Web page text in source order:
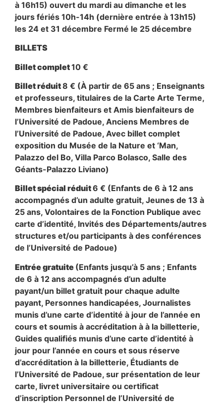
à 16h15) ouvert du mardi au dimanche et les
jours fériés 10h-14h (dernière entrée à 13h15)
les 24 et 31 décembre Fermé le 25 décembre
BILLETS
Billet complet10 €
Billet réduit8 € (À partir de 65 ans ; Enseignants
et professeurs, titulaires de la Carte Arte Terme,
Membres bienfaiteurs et Amis bienfaiteurs de
l’Université de Padoue, Anciens Membres de
l’Université de Padoue, Avec billet complet
exposition du Musée de la Nature et ‘Man,
Palazzo del Bo, Villa Parco Bolasco, Salle des
Géants-Palazzo Liviano)
Billet spécial réduit6 € (Enfants de 6 à 12 ans
accompagnés d’un adulte gratuit, Jeunes de 13 à
25 ans, Volontaires de la Fonction Publique avec
carte d’identité, Invités des Départements/autres
structures et/ou participants à des conférences
de l’Université de Padoue)
Entrée gratuite (Enfants jusqu’à 5 ans ; Enfants
de 6 à 12 ans accompagnés d’un adulte
payant/un billet gratuit pour chaque adulte
payant, Personnes handicapées, Journalistes
munis d’une carte d’identité à jour de l’année en
cours et soumis à accréditation à à la billetterie,
Guides qualifiés munis d’une carte d’identité à
jour pour l’année en cours et sous réserve
d’accréditation à la billetterie, Étudiants de
l’Université de Padoue, sur présentation de leur
carte, livret universitaire ou certificat
d’inscription Personnel de l’Université de